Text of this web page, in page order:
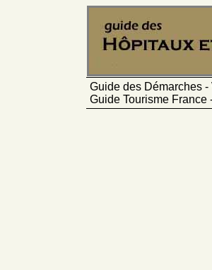
Guide des Démarches
Guide Tourisme